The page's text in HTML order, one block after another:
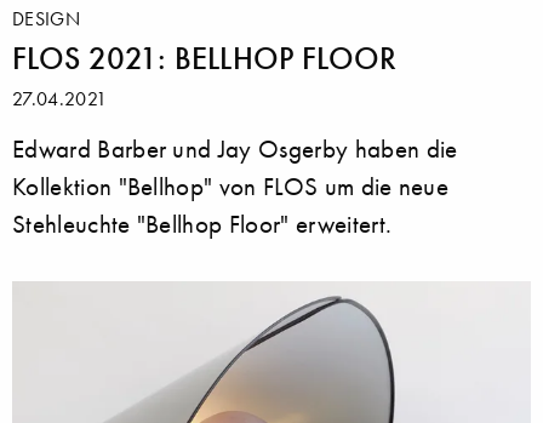
DESIGN
FLOS 2021: BELLHOP FLOOR
27.04.2021
Edward Barber und Jay Osgerby haben die
Kollektion "Bellhop" von FLOS um die neue
Stehleuchte "Bellhop Floor" erweitert.